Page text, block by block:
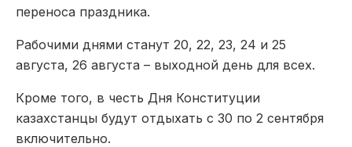
переноса праздника.
Рабочими днями станут 20, 22, 23, 24 и 25
августа, 26 августа – выходной день для всех.
Кроме того, в честь Дня Конституции
казахстанцы будут отдыхать с 30 по 2 сентября
включительно.